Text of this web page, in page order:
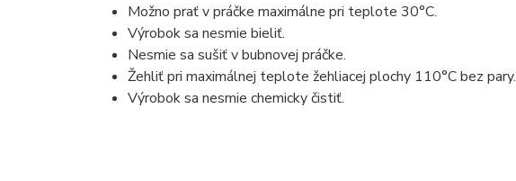
Možno prať v práčke maximálne pri teplote 30°C.
Výrobok sa nesmie bieliť.
Nesmie sa sušiť v bubnovej práčke.
Žehliť pri maximálnej teplote žehliacej plochy 110°C bez pary.
Výrobok sa nesmie chemicky čistiť.